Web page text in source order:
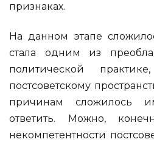
признаках.
На данном этапе
стала одним из
политической
постсоветскому
причинам сложилось
ответить. Можно,
некомпетентности